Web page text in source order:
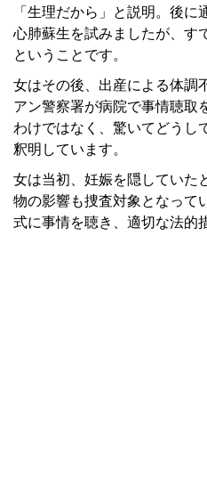
「生理だから」と説明。後
心肺蘇生を試みましたが、す
ということです。
女はその後、出産による体調
アン警察署が病院で事情聴取
わけではなく、驚いてどうし
釈明しています。
女は当初、妊娠を隠していた
物の影響も捜査対象となって
式に事情を聴き、適切な法的